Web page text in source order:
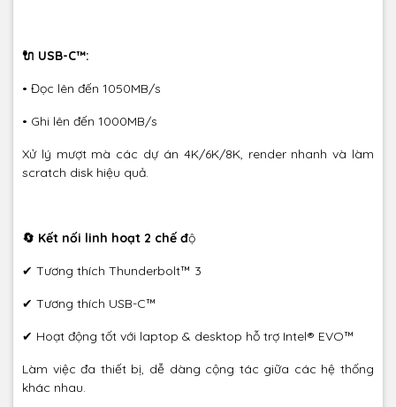
🔌 USB-C™:
• Đọc lên đến 1050MB/s
• Ghi lên đến 1000MB/s
Xử lý mượt mà các dự án 4K/6K/8K, render nhanh và làm
scratch disk hiệu quả.
🔄 Kết nối linh hoạt 2 chế độ
✔ Tương thích Thunderbolt™ 3
✔ Tương thích USB-C™
✔ Hoạt động tốt với laptop & desktop hỗ trợ Intel® EVO™
Làm việc đa thiết bị, dễ dàng cộng tác giữa các hệ thống
khác nhau.